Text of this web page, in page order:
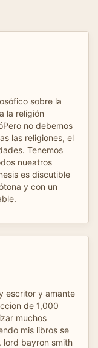
sobre la
la religión
no debemos
las religiones, el
Tenemos
nueatros
es discutible
y con un
escritor y amante
de 1,000
muchos
mis libros se
lord bayron smith